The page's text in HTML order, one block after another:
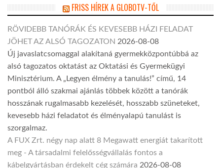
FRISS HÍREK A GLOBOTV-TŐL
RÖVIDEBB TANÓRÁK ÉS KEVESEBB HÁZI FELADAT
JÖHET AZ ALSÓ TAGOZATON 2026-08-08
Új javaslatcsomaggal alakítaná gyermekközpontúbbá az
alsó tagozatos oktatást az Oktatási és Gyermekügyi
Minisztérium. A „Legyen élmény a tanulás!” című, 14
pontból álló szakmai ajánlás többek között a tanórák
hosszának rugalmasabb kezelését, hosszabb szüneteket,
kevesebb házi feladatot és élményalapú tanulást is
szorgalmaz.
A FUX Zrt. négy nap alatt 8 Megawatt energiát takarított
meg - A társadalmi felelősségvállalás fontos a
kábelgyártásban érdekelt cég számára 2026-08-08